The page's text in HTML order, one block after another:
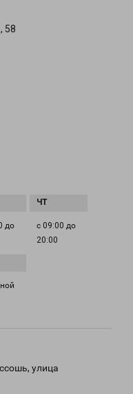
58
до
с 09:00 до
20:00
улица